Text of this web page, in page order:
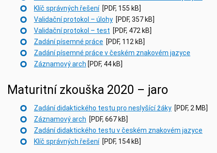
Klíč správných řešení[PDF, 155 kB]
Validační protokol – úlohy [PDF, 357 kB]
Validační protokol – test [PDF, 472 kB]
Zadání písemné práce [PDF, 112 kB]
Zadání písemné práce v českém znakovém jazyce
Záznamový arch [PDF, 44 kB]
Maturitní zkouška 2020 – jaro
Zadání didaktického testu pro neslyšící žáky [PDF, 2 MB]
Záznamový arch [PDF, 667 kB]
Zadání didaktického testu v českém znakovém jazyce
Klíč správných řešení[PDF, 154 kB]